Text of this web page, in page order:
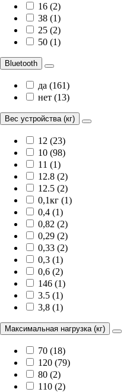
16 (2)
38 (1)
25 (2)
50 (1)
Bluetooth
да (161)
нет (13)
Вес устройства (кг)
12 (23)
10 (98)
11 (1)
12.8 (2)
12.5 (2)
0,1кг (1)
0,4 (1)
0,82 (2)
0,29 (2)
0,33 (2)
0,3 (1)
0,6 (2)
146 (1)
3.5 (1)
3,8 (1)
Максимальная нагрузка (кг)
70 (18)
120 (79)
80 (2)
110 (2)